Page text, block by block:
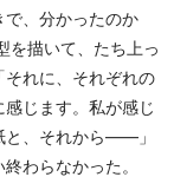
で、分かったのか
描いて、たち上っ
れに、それぞれの
じます。私が感じ
と、それから――」
終わらなかった。